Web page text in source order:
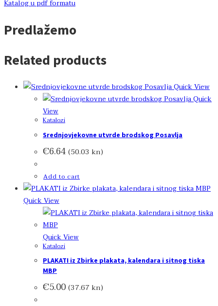
Katalog u pdf formatu
Predlažemo
Related products
Quick View
Quick
View
Katalozi
Srednjovjekovne utvrde brodskog Posavlja
€6.64(50.03 kn)
Add to cart
Quick View
Quick View
Katalozi
PLAKATI iz Zbirke plakata, kalendara i sitnog tiska
MBP
€5.00(37.67 kn)